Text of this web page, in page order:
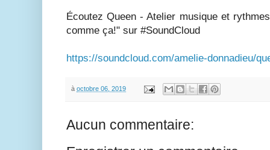
Écoutez Queen - Atelier musique et
comme ça!" sur #SoundCloud
https://soundcloud.com/amelie-donnadieu/
à octobre 06, 2019
Aucun commentaire: